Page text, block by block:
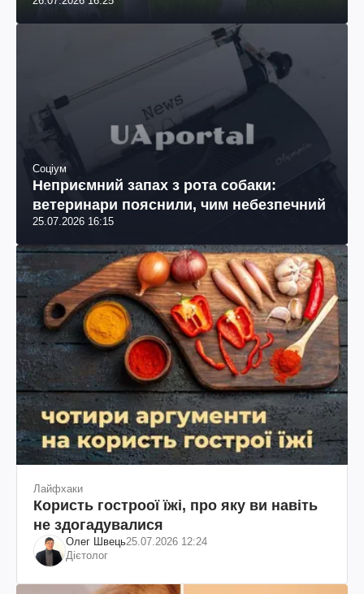
Соціум
Неприємний запах з рота собаки:
ветеринари пояснили, чим небезпечний
25.07.2026 16:15
Лайфхаки
Користь гостроої їжі, про яку ви навіть
не здогадувалися
Олег Швець25.07.2026 12:24
Дієтолог